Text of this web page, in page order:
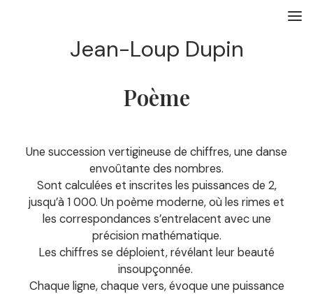
Jean-Loup Dupin
à propos.
Poème
Une succession vertigineuse de chiffres, une danse
envoûtante des nombres.
Sont calculées et inscrites les puissances de 2,
jusqu’à 1 000. Un poème moderne, où les rimes et
les correspondances s’entrelacent avec une
précision mathématique.
Les chiffres se déploient, révélant leur beauté
insoupçonnée.
Chaque ligne, chaque vers, évoque une puissance